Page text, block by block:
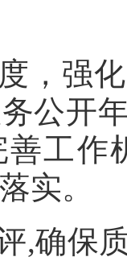
，强
公开
善工作
实。
,确保